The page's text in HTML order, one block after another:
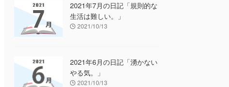
2021年7月の日記「規則的な
生活は難しい。」
2021/10/13
2021年6月の日記「湧かない
やる気。」
2021/10/13